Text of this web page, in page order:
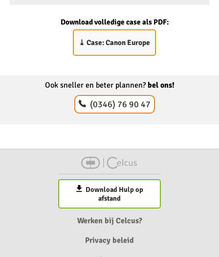
Download volledige case als PDF:
⤓ Case: Canon Europe
Ook sneller en beter plannen? bel ons!
(0346) 76 90 47
Download Hulp op
afstand
Werken bij Celcus?
Privacy beleid